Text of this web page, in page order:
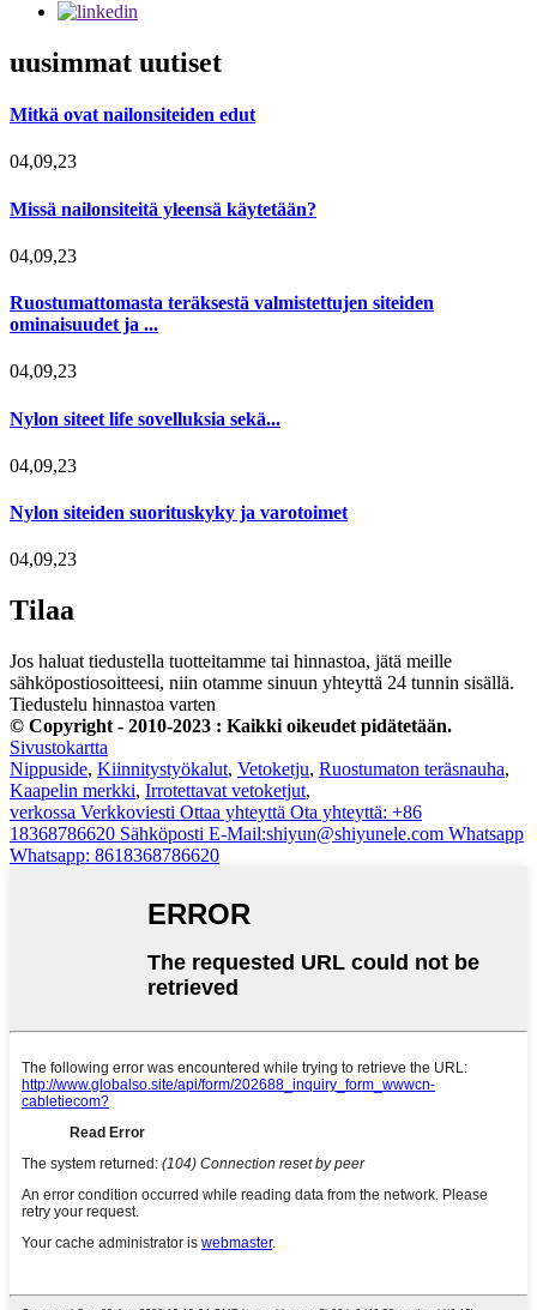
uusimmat uutiset
Mitkä ovat nailonsiteiden edut
04,09,23
Missä nailonsiteitä yleensä käytetään?
04,09,23
Ruostumattomasta teräksestä valmistettujen siteiden
ominaisuudet ja ...
04,09,23
Nylon siteet life sovelluksia sekä...
04,09,23
Nylon siteiden suorituskyky ja varotoimet
04,09,23
Tilaa
Jos haluat tiedustella tuotteitamme tai hinnastoa, jätä meille
sähköpostiosoitteesi, niin otamme sinuun yhteyttä 24 tunnin sisällä.
Tiedustelu hinnastoa varten
© Copyright - 2010-2023 : Kaikki oikeudet pidätetään.
Sivustokartta
Nippuside, Kiinnitystyökalut, Vetoketju, Ruostumaton teräsnauha,
Kaapelin merkki, Irrotettavat vetoketjut,
verkossa Verkkoviesti Ottaa yhteyttä Ota yhteyttä: +86
18368786620 Sähköposti E-Mail:shiyun@shiyunele.com Whatsapp
Whatsapp: 8618368786620